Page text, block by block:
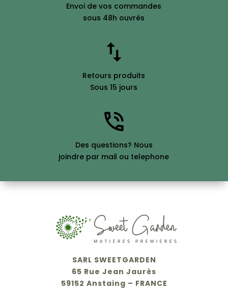
Envoi de vos commandes
sous 48h ouvrés
Retours produits
Sous 15 jours
Des questions? Nous
joindre par mail ou telephone
SARL SWEETGARDEN
65 Rue Jean Jaurès
59152 Anstaing – FRANCE